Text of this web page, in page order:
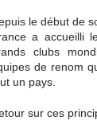
le début de
a accueilli
clubs
de renom
un pays.
sur ces